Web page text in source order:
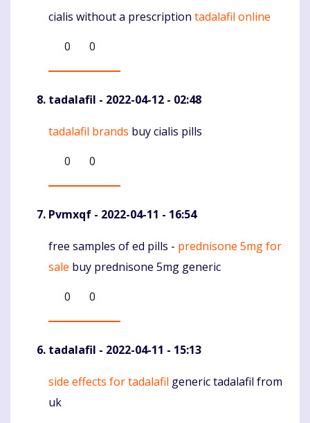
Komentaras
cialis without a prescription tadalafil online
0
0
tadalafil - 2022-04-12 - 02:48
Komentaras
tadalafil brands buy cialis pills
0
0
Pvmxqf - 2022-04-11 - 16:54
Komentaras
free samples of ed pills - prednisone 5mg for
sale buy prednisone 5mg generic
0
0
tadalafil - 2022-04-11 - 15:13
Komentaras
side effects for tadalafil generic tadalafil from
uk